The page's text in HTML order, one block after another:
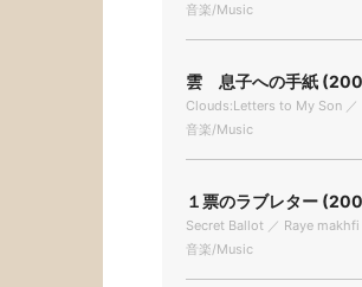
音楽/Music
雲 息子への手紙
Clouds:Letters to My Son ／
音楽/Music
１票のラブレター
Secret Ballot ／ Raye makhfi
音楽/Music